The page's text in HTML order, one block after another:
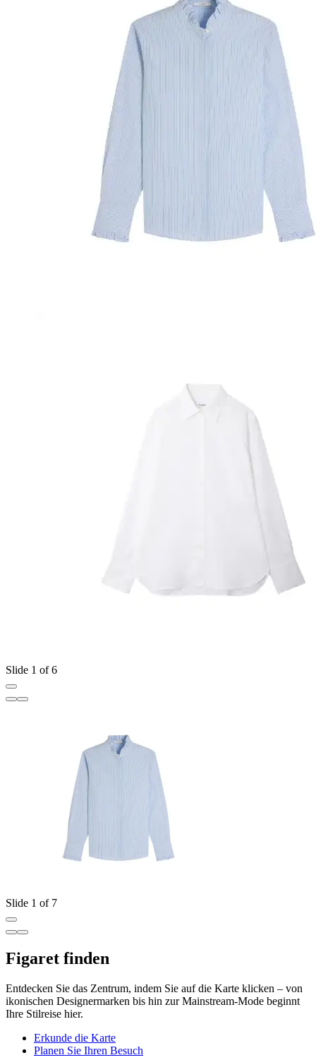
Slide 1 of 6
Slide 1 of 7
Figaret finden
Entdecken Sie das Zentrum, indem Sie auf die Karte klicken – von
ikonischen Designermarken bis hin zur Mainstream-Mode beginnt
Ihre Stilreise hier.
Erkunde die Karte
Planen Sie Ihren Besuch